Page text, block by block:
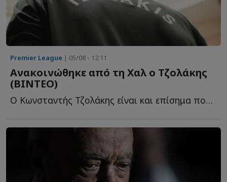
Premier League | 05/08 - 12:11
Ανακοινώθηκε από τη Χαλ ο Τζολάκης
(ΒΙΝΤΕΟ)
Ο Κωνσταντής Τζολάκης είναι και επίσημα ποδοσφαιριστής τ...